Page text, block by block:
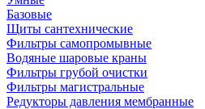
Базовые
Щиты сантехнические
Фильтры самопромывные
Водяные шаровые краны
Фильтры грубой очистки
Фильтры магистральные
Редукторы давления мембранные